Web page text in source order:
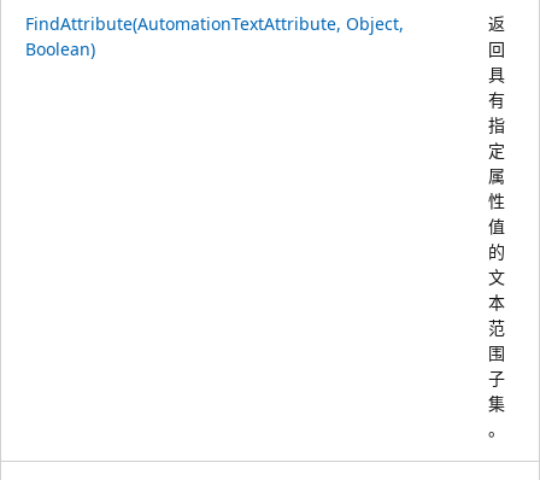
FindAttribute(AutomationTextAttribute, Object,
Boolean)
返
回
具
有
指
定
属
性
值
的
文
本
范
围
子
集
。